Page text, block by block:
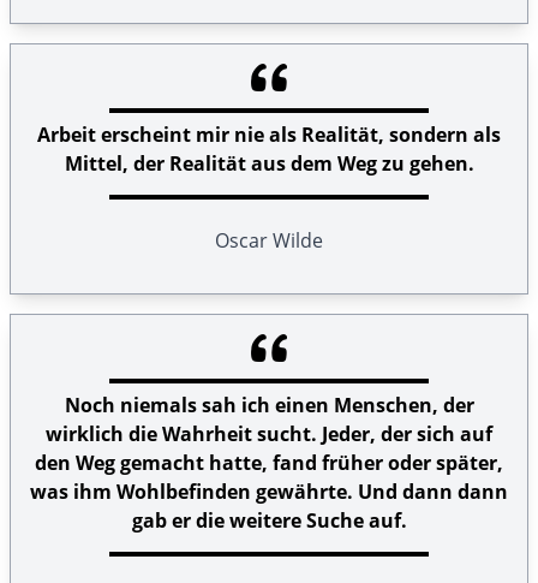
Arbeit erscheint mir nie als Realität, sondern als
Mittel, der Realität aus dem Weg zu gehen.
Oscar Wilde
Noch niemals sah ich einen Menschen, der
wirklich die Wahrheit sucht. Jeder, der sich auf
den Weg gemacht hatte, fand früher oder später,
was ihm Wohlbefinden gewährte. Und dann dann
gab er die weitere Suche auf.